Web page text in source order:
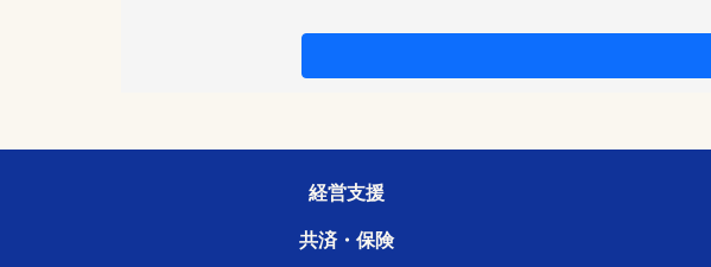
経営支援
共済・保険